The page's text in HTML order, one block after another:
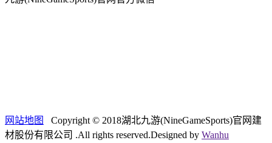
网站地图
Copyright © 2018湖北九游(NineGameSports)官网建
材股份有限公司 .All rights reserved.Designed by Wanhu